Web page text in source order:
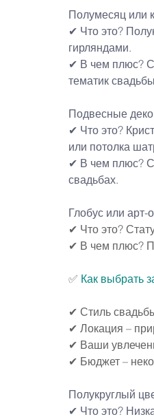
Полумесяц или
✔ Что это?
гирляндами.
✔ В чем плюс?
тематик
Подвесные
✔ Что это?
или потолка
✔ В чем плюс?
свадьбах.
Глобус или арт-
✔ Что это?
✔ В чем плюс?
✅ Как выбрать
✔ Стиль
✔ Локация –
✔ Ваши
✔ Бюджет –
Полукруглый
✔ Что это?